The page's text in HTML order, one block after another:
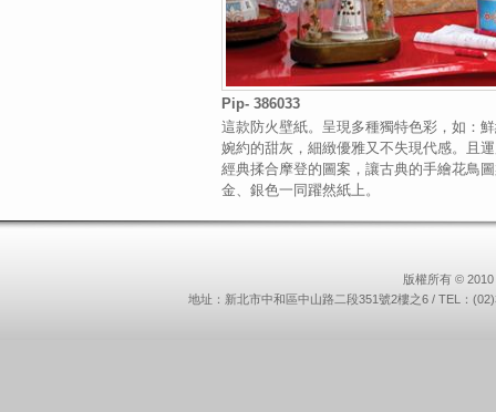
Pip- 386033
這款防火壁紙。呈現多種獨特色彩，如：
婉約的甜灰，細緻優雅又不失現代感。且
經典揉合摩登的圖案，讓古典的手繪花鳥
金、銀色一同躍然紙上。
版權所有 ©
地址：新北市中和區中山路二段351號2樓之6 / TEL：